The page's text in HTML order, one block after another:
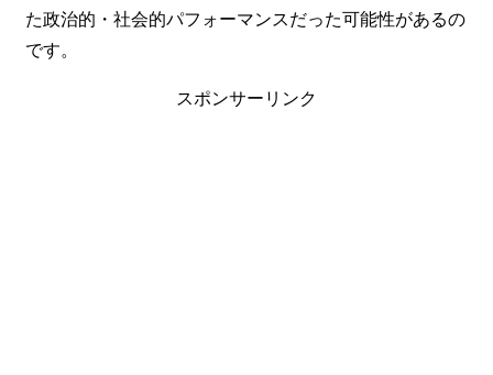
た政治的・社会的パフォーマンスだった可能性があるの
です。
スポンサーリンク